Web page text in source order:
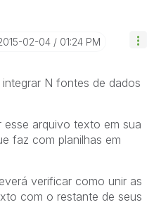
02-04 01:24 PM
N fontes de dados
esse arquivo texto em sua
faz com planilhas em
verificar como unir as
com o restante de seus